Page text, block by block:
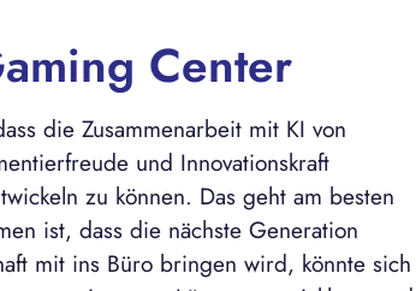
Center
die Zusammenarbeit mit KI von
und Innovationskraft
zu können. Das geht am besten
ist, dass die nächste Generation
mit ins Büro bringen wird, könnte sich